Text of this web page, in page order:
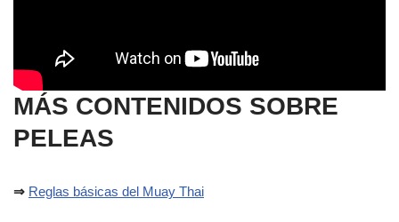
MÁS CONTENIDOS SOBRE
PELEAS
⇒ Reglas básicas del Muay Thai